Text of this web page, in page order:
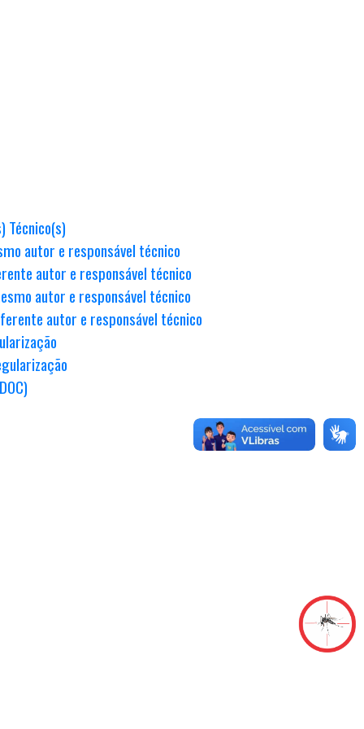
Técnico(s)
autor e responsável técnico
autor e responsável técnico
autor e responsável técnico
autor e responsável técnico